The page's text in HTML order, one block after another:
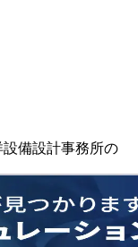
備設計事務所の